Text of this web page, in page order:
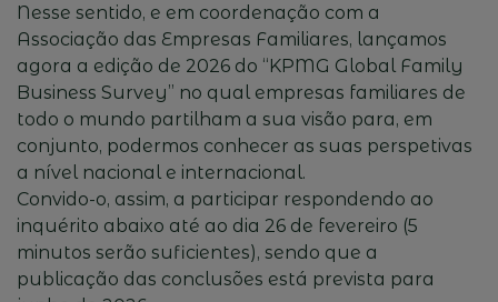
Nesse sentido, e em coordenação com a
Associação das Empresas Familiares, lançamos
agora a edição de 2026 do “KPMG Global Family
Business Survey” no qual empresas familiares de
todo o mundo partilham a sua visão para, em
conjunto, podermos conhecer as suas perspetivas
a nível nacional e internacional.
Convido-o, assim, a participar respondendo ao
inquérito abaixo até ao dia 26 de fevereiro (5
minutos serão suficientes), sendo que a
publicação das conclusões está prevista para